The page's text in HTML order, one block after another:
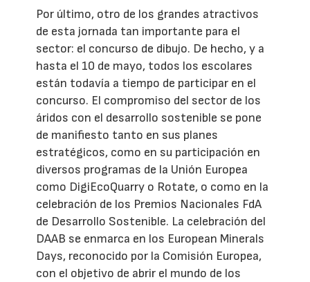
Por último, otro de los grandes atractivos
de esta jornada tan importante para el
sector: el concurso de dibujo. De hecho, y a
hasta el 10 de mayo, todos los escolares
están todavía a tiempo de participar en el
concurso. El compromiso del sector de los
áridos con el desarrollo sostenible se pone
de manifiesto tanto en sus planes
estratégicos, como en su participación en
diversos programas de la Unión Europea
como DigiEcoQuarry o Rotate, o como en la
celebración de los Premios Nacionales FdA
de Desarrollo Sostenible. La celebración del
DAAB se enmarca en los European Minerals
Days, reconocido por la Comisión Europea,
con el objetivo de abrir el mundo de los